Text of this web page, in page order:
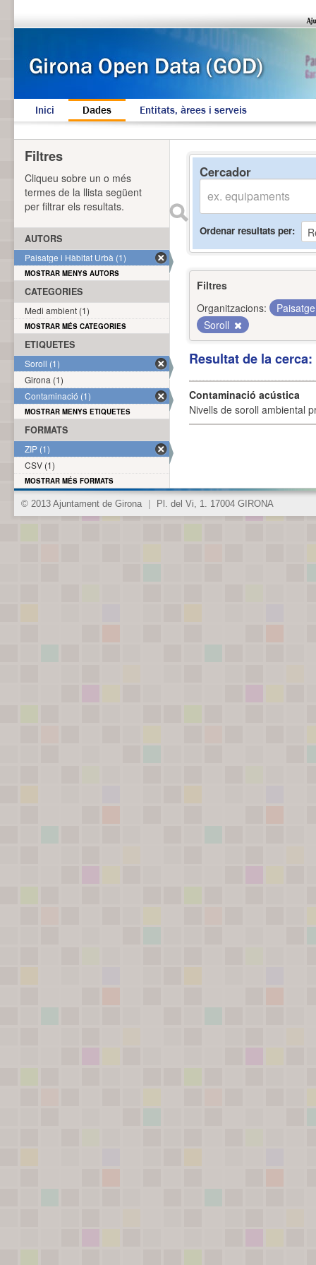
Inici Dades Entitats, àrees i serveis
Cercador
Ordenar resultats per
Filtres
Organitzacions:
Soroll
Resultat de la
Contaminació acústica
Nivells de soroll ambiental
Filtres
Cliqueu sobre un o més
termes de la llista següent
per filtrar els resultats.
AUTORS
Paisatge i Hàbitat Urbà (1)
MOSTRAR MENYS AUTORS
CATEGORIES
Medi ambient (1)
MOSTRAR MÉS CATEGORIES
ETIQUETES
Soroll (1)
Girona (1)
Contaminació (1)
MOSTRAR MENYS ETIQUETES
FORMATS
ZIP (1)
CSV (1)
MOSTRAR MÉS FORMATS
© 2013 Ajuntament de Girona Pl. del Vi, 1. 17004 GIRONA